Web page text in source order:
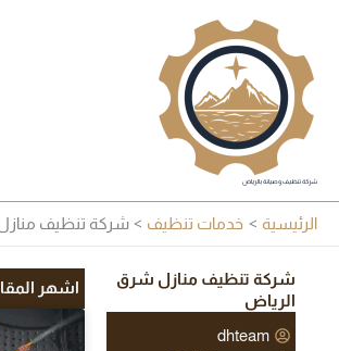
المحتوى
شركة تنظيف وصيانة بالرياض
الرئيسية خدمات تنظيف شركة تنظيف
شركة تنظيف منازل شرق
الرياض
dhteam
اشهر